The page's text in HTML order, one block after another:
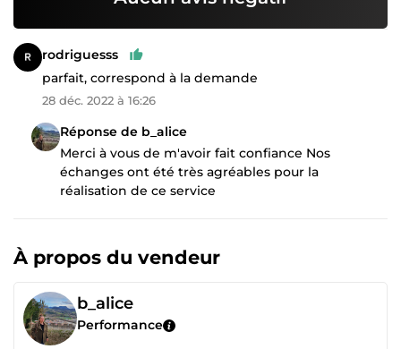
rodriguesss
parfait, correspond à la demande
28 déc. 2022 à 16:26
Réponse de b_alice
Merci à vous de m'avoir fait confiance Nos
échanges ont été très agréables pour la
réalisation de ce service
À propos du vendeur
b_alice
Performance